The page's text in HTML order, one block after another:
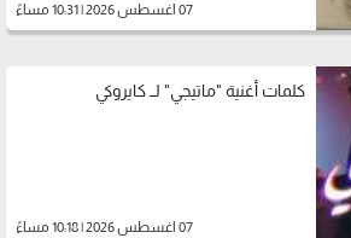
07 اغسطس 2026 | 10:31 مساءً
كلمات أغنية "ماتيجي" لــ كايروكي
07 اغسطس 2026 | 10:18 مساءً